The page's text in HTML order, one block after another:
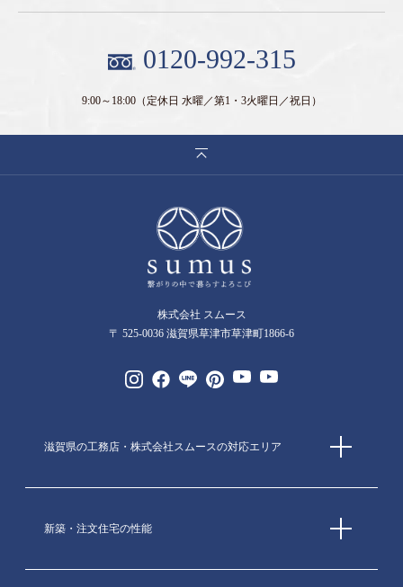
0120-992-315
9:00～18:00（定休日 水曜／第1・3火曜日／祝日）
株式会社 スムース
〒 525-0036 滋賀県草津市草津町1866-6
滋賀県の工務店・株式会社スムースの対応エリア
新築・注文住宅の性能